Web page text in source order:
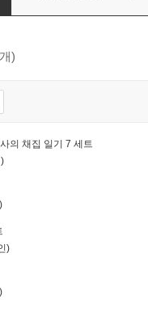
)
의 채집 일기 7 세트
)